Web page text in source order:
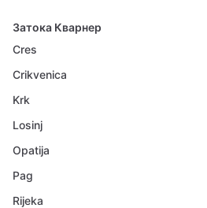
Затока Кварнер
Cres
Crikvenica
Krk
Losinj
Opatija
Pag
Rijeka